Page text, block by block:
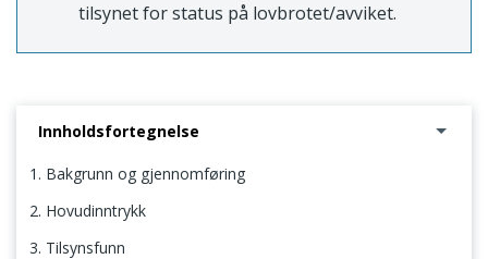
tilsynet for status på lovbrotet/avviket.
Innholdsfortegnelse
1. Bakgrunn og gjennomføring
2. Hovudinntrykk
3. Tilsynsfunn